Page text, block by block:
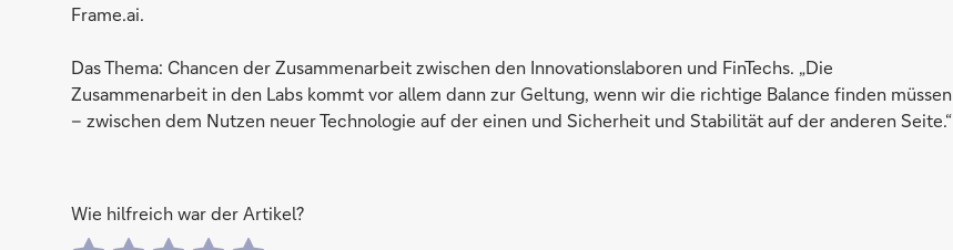
Frame.ai.
Das Thema: Chancen der Zusammenarbeit zwischen den Innovationslaboren und FinTechs. „Die
Zusammenarbeit in den Labs kommt vor allem dann zur Geltung, wenn wir die richtige Balance finden müssen
– zwischen dem Nutzen neuer Technologie auf der einen und Sicherheit und Stabilität auf der anderen Seite.“
Wie hilfreich war der Artikel?